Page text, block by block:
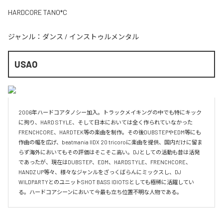
HARDCORE TANO*C
ジャンル： ダンス / インストゥルメンタル
USAO
2006年ハードコアタノシー加入。トラックメイキングの中でも特にキック
に拘り、HARD STYLE、そして日本においては全く作られていなかった
FRENCHCORE、HARDTEK等の楽曲を制作。その後DUBSTEPやEDM等にも
作曲の幅を広げ、beatmania IIDX 20 tricoroに楽曲を提供、国内だけに留ま
らず海外においてもその評価はそこそこ高い。DJとしての活動も昔は活発
であったが、現在はDUBSTEP、EDM、HARDSTYLE、FRENCHCORE、
HANDZ UP等々、様々なジャンルをざっくばらんにミックスし、DJ
WILDPARTYとのユニットSHOT BASS IDIOTSとしても極稀に活躍してい
る。ハードコアシーンにおいて今最も立ち位置不明な人物である。